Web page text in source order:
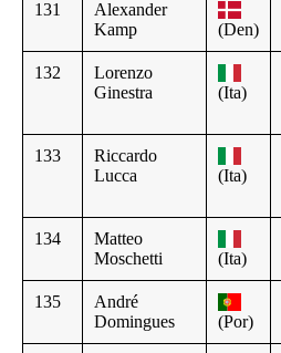
131
Alexander
Kamp
(Den)
132
Lorenzo
Ginestra
(Ita)
133
Riccardo
Lucca
(Ita)
134
Matteo
Moschetti
(Ita)
135
André
Domingues
(Por)